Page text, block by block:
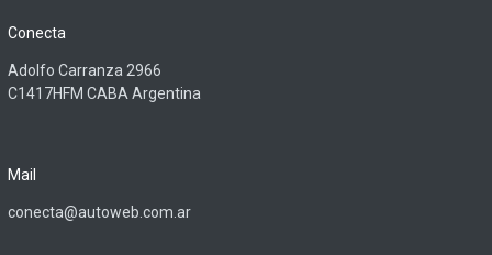
Conecta
Adolfo Carranza 2966
C1417HFM CABA Argentina
Mail
conecta@autoweb.com.ar